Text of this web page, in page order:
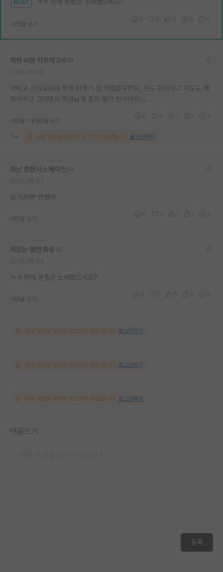
BEST
대댓글 쓰기
착한 쇠렌 키르케고르
아이고 신임교순데 학생 다루기 참 어렵겠구먼유, 돈도 줘야하고 지도도 해
줘야하고 그러면서 학생님께 좋은 평가 받아야하니..
대댓글 1개 대댓글 쓰기
해당 댓글을 보려면 로그인이 필요합니다. 로그인하기
화난 프랜시스 베이컨
응 이러면 안뽑아
대댓글 쓰기
재밌는 앨런 튜링
ㅋㅋ 위에 분들은 노예뽑으세요?
대댓글 쓰기
해당 댓글을 보려면 로그인이 필요합니다. 로그인하기
해당 댓글을 보려면 로그인이 필요합니다. 로그인하기
해당 댓글을 보려면 로그인이 필요합니다. 로그인하기
댓글쓰기
등록